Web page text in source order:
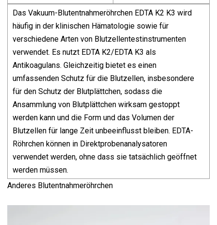
Das Vakuum-Blutentnahmeröhrchen EDTA K2 K3 wird
häufig in der klinischen Hämatologie sowie für
verschiedene Arten von Blutzellentestinstrumenten
verwendet. Es nutzt EDTA K2/EDTA K3 als
Antikoagulans. Gleichzeitig bietet es einen
umfassenden Schutz für die Blutzellen, insbesondere
für den Schutz der Blutplättchen, sodass die
Ansammlung von Blutplättchen wirksam gestoppt
werden kann und die Form und das Volumen der
Blutzellen für lange Zeit unbeeinflusst bleiben. EDTA-
Röhrchen können in Direktprobenanalysatoren
verwendet werden, ohne dass sie tatsächlich geöffnet
werden müssen.
Anderes Blutentnahmeröhrchen